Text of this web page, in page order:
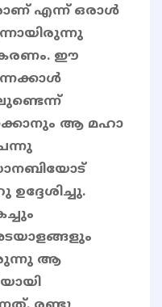
എന്ന് ഒരാള്‍
ഈ
ആ മഹാ
ആ